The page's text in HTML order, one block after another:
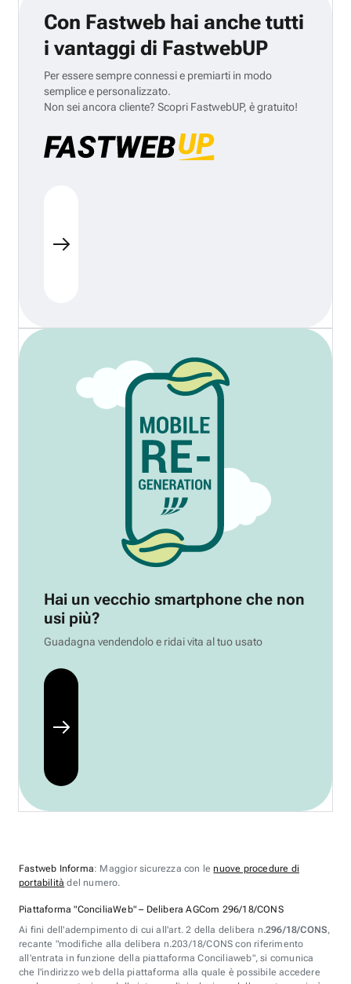
Con Fastweb hai anche tutti
i vantaggi di FastwebUP
Per essere sempre connessi e premiarti in modo
semplice e personalizzato.
Non sei ancora cliente? Scopri FastwebUP, è gratuito!
Hai un vecchio smartphone che non
usi più?
Guadagna vendendolo e ridai vita al tuo usato
Fastweb Informa: Maggior sicurezza con lenuove procedure di
portabilità del numero.
Piattaforma "ConciliaWeb" – Delibera AGCom 296/18/CONS
Ai fini dell'adempimento di cui all'art. 2 della delibera n.296/18/CONS,
recante "modifiche alla delibera n.203/18/CONS con riferimento
all'entrata in funzione della piattaforma Conciliaweb", si comunica
che l'indirizzo web della piattaforma alla quale è possibile accedere